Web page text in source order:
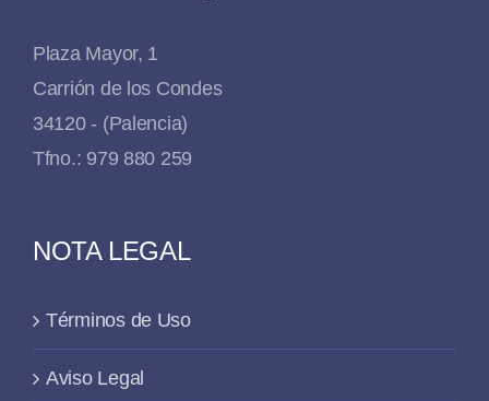
Plaza Mayor, 1
Carrión de los Condes
34120 - (Palencia)
Tfno.: 979 880 259
NOTA LEGAL
Términos de Uso
Aviso Legal